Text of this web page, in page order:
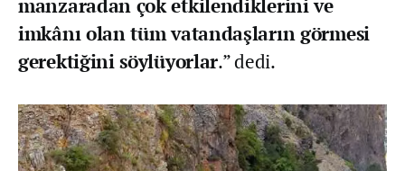
manzaradan çok etkilendiklerini ve
imkânı olan tüm vatandaşların görmesi
gerektiğini söylüyorlar.” dedi.